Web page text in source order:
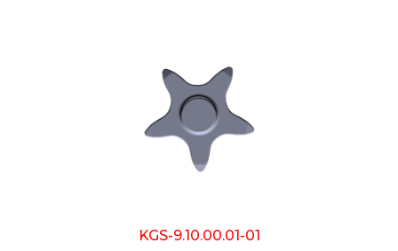
KGS-9.10.00.01-01